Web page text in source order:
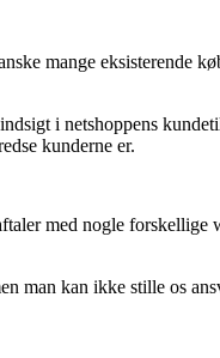
mange eksisterende
i netshoppens
kunderne er.
med nogle
man kan ikke stille os